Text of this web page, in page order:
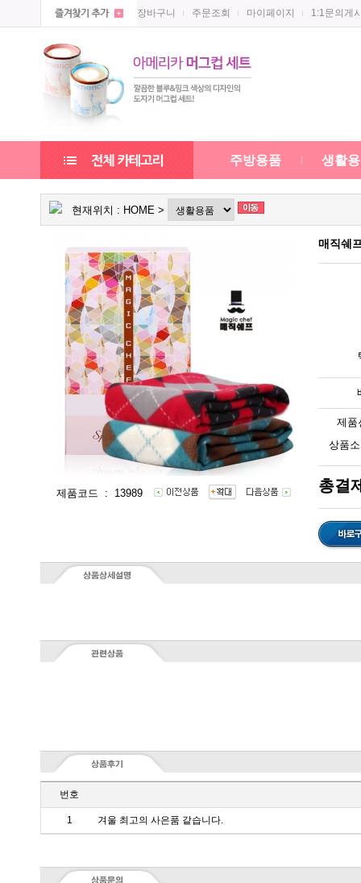
장바구니 주문조회 마이페이지 1:1문의게
주방용품 생활
현재위치 : HOME >
제품코드 : 13989
매직쉐
제
상품
총결
번호
1 겨울 최고의 사은품 같습니다.